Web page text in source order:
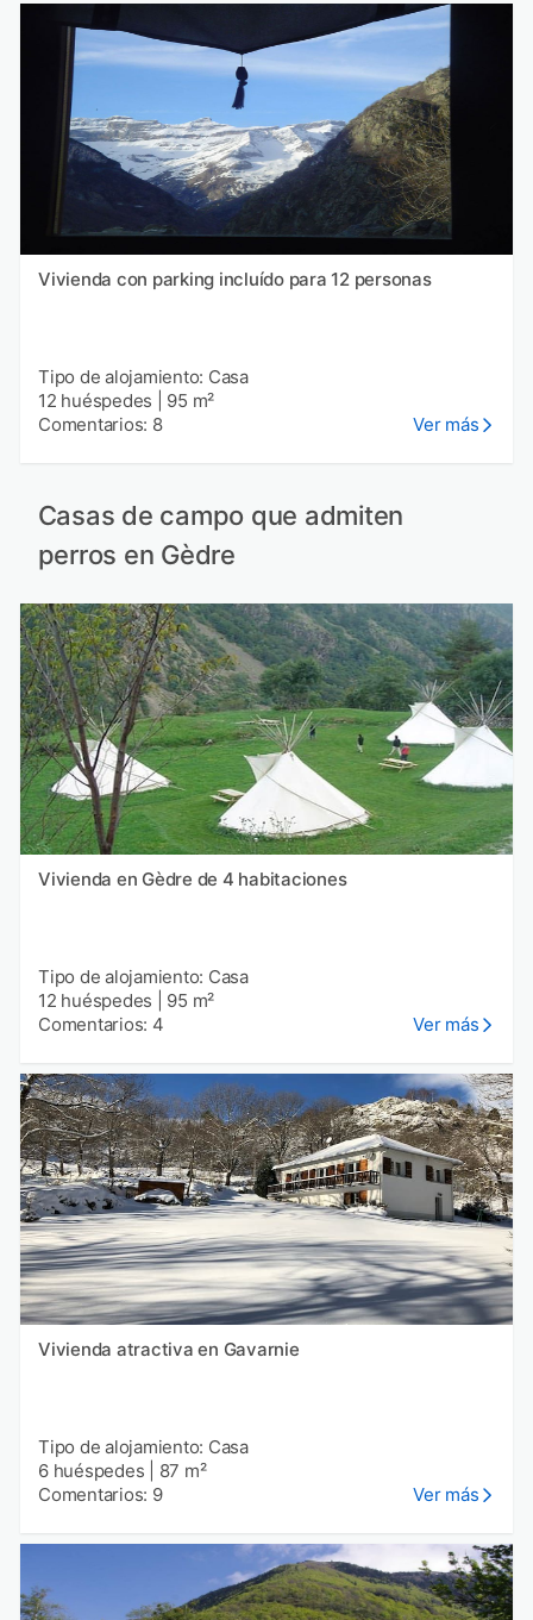
Vivienda con parking incluído para 12 personas
Tipo de alojamiento: Casa
12 huéspedes
95 m²
Comentarios: 8
Ver más
Casas de campo que admiten
perros en Gèdre
Vivienda en Gèdre de 4 habitaciones
Tipo de alojamiento: Casa
12 huéspedes
95 m²
Comentarios: 4
Ver más
Vivienda atractiva en Gavarnie
Tipo de alojamiento: Casa
6 huéspedes
87 m²
Comentarios: 9
Ver más